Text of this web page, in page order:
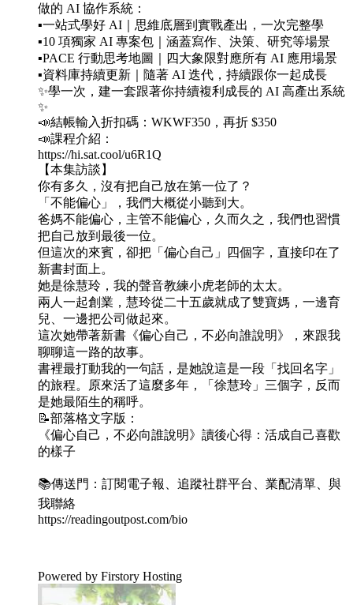
做的 AI 協作系統：
▪️一站式學好 AI｜思維底層到實戰產出，一次完整學
▪️10 項獨家 AI 專案包｜涵蓋寫作、決策、研究等場景
▪️PACE 行動思考地圖｜四大象限對應所有 AI 應用場景
▪️資料庫持續更新｜隨著 AI 迭代，持續跟你一起成長
✨學一次，建一套跟著你持續複利成長的 AI 高產出系統
✨
📣結帳輸入折扣碼：WKWF350，再折 $350
📣課程介紹：
https://hi.sat.cool/u6R1Q
【本集訪談】
你有多久，沒有把自己放在第一位了？
「不能偏心」，我們大概從小聽到大。
爸媽不能偏心，主管不能偏心，久而久之，我們也習慣
把自己放到最後一位。
但這次的來賓，卻把「偏心自己」四個字，直接印在了
新書封面上。
她是徐慧玲，我的聲音教練小虎老師的太太。
兩人一起創業，慧玲從二十五歲就成了雙寶媽，一邊育
兒、一邊把公司做起來。
這次她帶著新書《偏心自己，不必向誰說明》，來跟我
聊聊這一路的故事。
書裡最打動我的一句話，是她說這是一段「找回名字」
的旅程。原來活了這麼多年，「徐慧玲」三個字，反而
是她最陌生的稱呼。
📝部落格文字版：
《偏心自己，不必向誰說明》讀後心得：活成自己喜歡
的樣子
📚傳送門：訂閱電子報、追蹤社群平台、業配清單、與
我聯絡
https://readingoutpost.com/bio
Powered by Firstory Hosting